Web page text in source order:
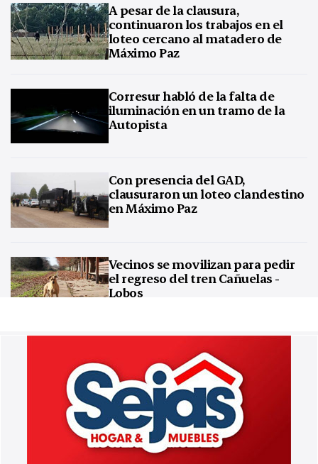
A pesar de la clausura,
continuaron los trabajos en el
loteo cercano al matadero de
Máximo Paz
Corresur habló de la falta de
iluminación en un tramo de la
Autopista
Con presencia del GAD,
clausuraron un loteo clandestino
en Máximo Paz
Vecinos se movilizan para pedir
el regreso del tren Cañuelas -
Lobos